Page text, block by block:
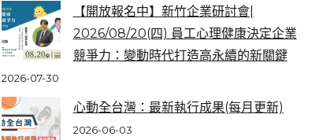
【開放報名中】新竹企業研討會|
2026/08/20(四) 員工心理健康決定企業
競爭力：變動時代打造高永續的新關鍵
2026-07-30
心動全台灣：最新執行成果(每月更新)
2026-06-03